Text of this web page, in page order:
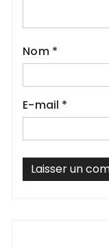
Nom *
E-mail *